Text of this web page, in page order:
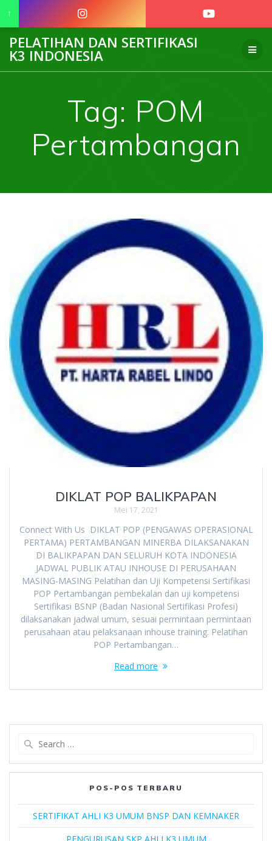
to
PELATIHAN DAN SERTIFIKASI
K3 INDONESIA
Tag: POM
Pertambangan
DIKLAT POP BALIKPAPAN
Mei 17, 2021
Connect With Us DIKLAT POP (PENGAWAS OPERASIONAL
PERTAMA) PERTAMBANGAN MINERBA DILAKSANAKAN
DI BALIKPAPAN DAN SELURUH KOTA INDONESIA
JADWAL PUBLIK ATAU INHOUSE DI PERUSAHAAN
MASING-MASING Pelatihan dan Uji Kompetensi Sertifikasi
POP Pertambangan pembekalan dan uji kompetensi
Sertifikasi BSNP (Badan Nasional Sertifikasi Profesi)
dilaksanakan jadwal umum, sesuai permintaan permintaan
perusahaan atau pelaksanaan inhouse training. Pelatihan
POP Pertambangan…
Read more
POS-POS TERBARU
SERTIFIKAT AHLI K3 UMUM BNSP DAN KEMNAKER
↑